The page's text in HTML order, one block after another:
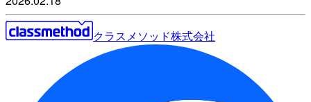
クラスメソッド株式会社